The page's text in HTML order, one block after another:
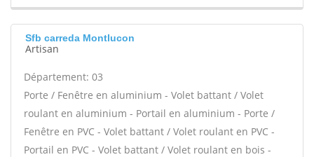
Sfb carreda Montlucon
Artisan
Département: 03
Porte / Fenêtre en aluminium - Volet battant / Volet
roulant en aluminium - Portail en aluminium - Porte /
Fenêtre en PVC - Volet battant / Volet roulant en PVC -
Portail en PVC - Volet battant / Volet roulant en bois -